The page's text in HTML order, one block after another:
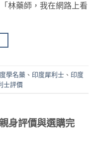
林藥師，我在網路上看
學名藥 、 印度犀利士 、 印度
士評價
身評價與選購完